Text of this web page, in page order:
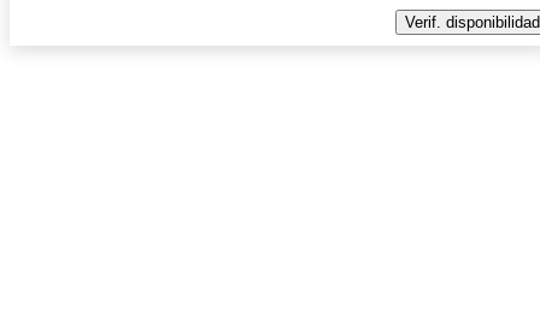
Verif. disponibilidad